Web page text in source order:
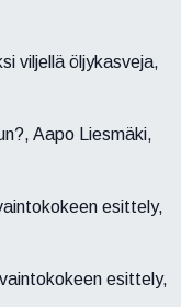
viljellä öljykasveja,
Aapo Liesmäki,
esittely,
esittely,